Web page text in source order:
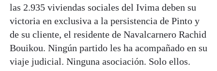
las 2.935 viviendas sociales del Ivima deben su
victoria en exclusiva a la persistencia de Pinto y
de su cliente, el residente de Navalcarnero Rachid
Bouikou. Ningún partido les ha acompañado en su
viaje judicial. Ninguna asociación. Solo ellos.